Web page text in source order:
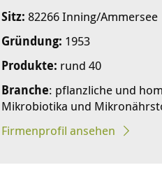
Sitz: 82266 Inning/Ammersee
Gründung: 1953
Produkte: rund 40
Branche: pflanzliche und
Mikrobiotika und
Firmenprofil ansehen